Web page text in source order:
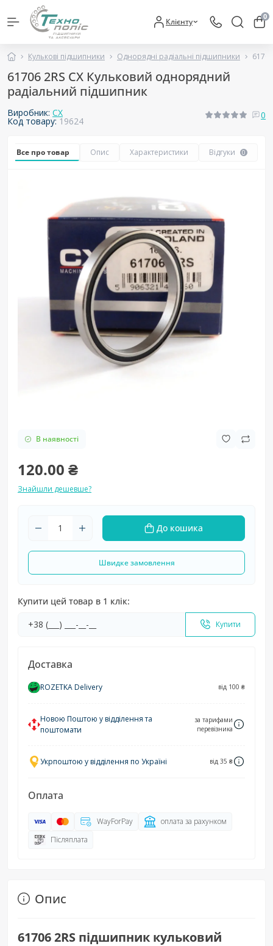
Клієнту 0
Кулькові підшипники Однорядні радіальні підшипники
61706 2RS CX Кульковий однорядний
радіальний підшипник
Виробник: CX
Код товару:19624
0
Все про товар Опис Характеристики Відгуки 0
В наявності
120.00 ₴
Знайшли дешевше?
До кошика
Швидке замовлення
Купити цей товар в 1 клік:
Купити
Доставка
ROZETKA Delivery від 100 ₴
Новою Поштою у відділення та
поштомати
за тарифами
перевізника
Укрпоштою у відділення по Україні від 35 ₴
Оплата
WayForPay
оплата за рахунком
Післяплата
Опис
61706 2RS підшипник кульковий